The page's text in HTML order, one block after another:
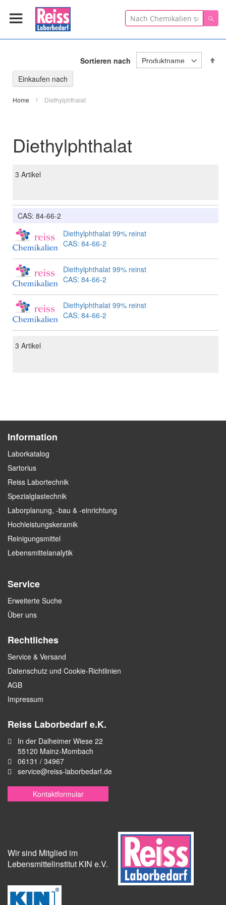
Suche
Home Diethylphthalat
Diethylphthalat
3 Artikel
Sortieren nach
CAS: 84-66-2
Diethylphthalat 99% reinst
CAS: 84-66-2
Diethylphthalat 99% reinst
CAS: 84-66-2
Diethylphthalat 99% reinst
CAS: 84-66-2
3 Artikel
Einkaufen nach
Information
Laborkatalog
Sartorius
Reiss Labortechnik
Spezialglastechnik
Laborplanung, -bau & -einrichtung
Hochleistungskeramik
Reinigungsmittel
Lebensmittelanalytik
Service
Erweiterte Suche
Über uns
Rechtliches
Service & Versand
Datenschutz und Cookie-Richtlinien
AGB
Impressum
Reiss Laborbedarf e.K.
In der Dalheimer Wiese 22
55120 Mainz-Mombach
06131 / 34967
service@reiss-laborbedarf.de
Kontaktformular
Wir sind Mitglied im
Lebensmittelinstitut KIN e.V.